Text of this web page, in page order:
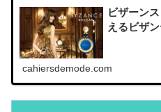
ビザーン
えるビザ
cahiersdemode.com